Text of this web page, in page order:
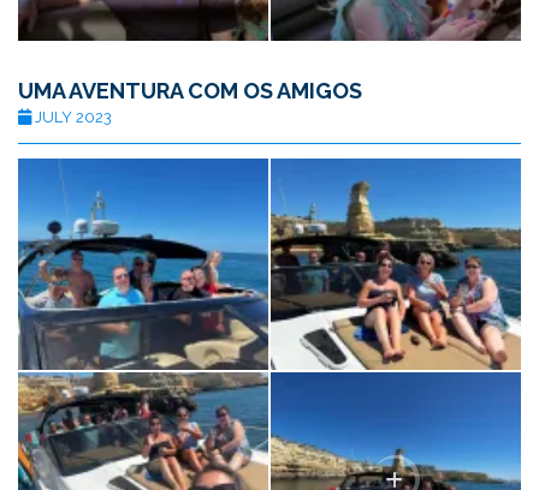
UMA AVENTURA COM OS AMIGOS
JULY 2023